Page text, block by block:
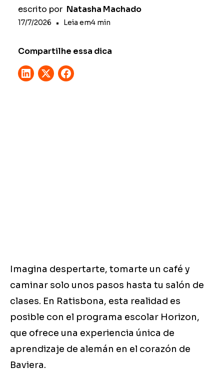
escrito por Natasha Machado
17/7/2026 • Leia em4 min
Compartilhe essa dica
Imagina despertarte, tomarte un café y
caminar solo unos pasos hasta tu salón de
clases. En Ratisbona, esta realidad es
posible con el programa escolar Horizon,
que ofrece una experiencia única de
aprendizaje de alemán en el corazón de
Baviera.